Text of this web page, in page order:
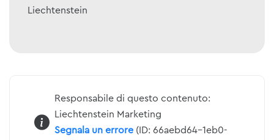
Liechtenstein
Responsabile di questo contenuto:
Liechtenstein Marketing
Segnala un errore (ID: 66aebd64-1eb0-